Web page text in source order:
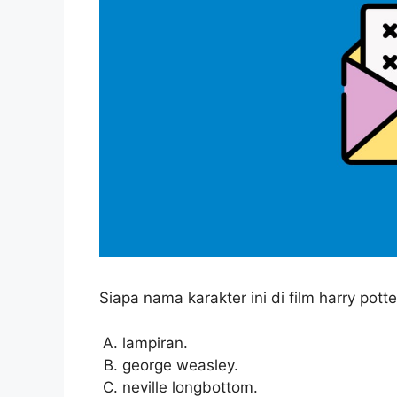
Siapa nama karakter ini di film harry
lampiran.
george weasley.
neville longbottom.